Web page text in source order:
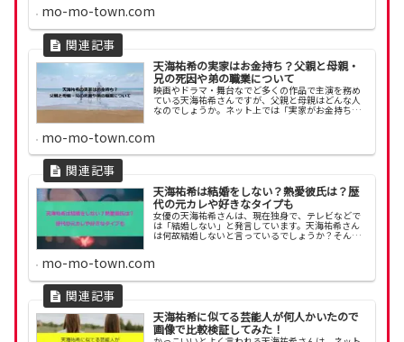
mo-mo-town.com
天海祐希の実家はお金持ち？父親と母親・
兄の死因や弟の職業について
映画やドラマ・舞台なでど多くの作品で主演を務め
ている天海祐希さんですが、父親と母親はどんな人
なのでしょうか。ネット上では「実家がお金持ちで
mo-mo-town.com
天海祐希は結婚をしない？熱愛彼氏は？歴
代の元カレや好きなタイプも
女優の天海祐希さんは、現在独身で、テレビなどで
は「結婚しない」と発言しています。天海祐希さん
は何故結婚しないと言っているでしょうか？そんな
調べました！
mo-mo-town.com
天海祐希に似てる芸能人が何人かいたので
画像で比較検証してみた！